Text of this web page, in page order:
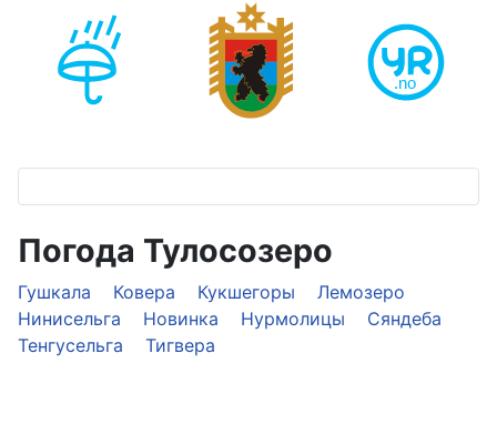
Погода Тулосозеро
Гушкала Ковера Кукшегоры
Лемозеро
Нинисельга
Новинка Нурмолицы
Сяндеба
Тенгусельга
Тигвера